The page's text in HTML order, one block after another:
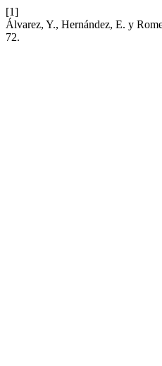
[1]
Álvarez, Y., Hernández, E. y
72.